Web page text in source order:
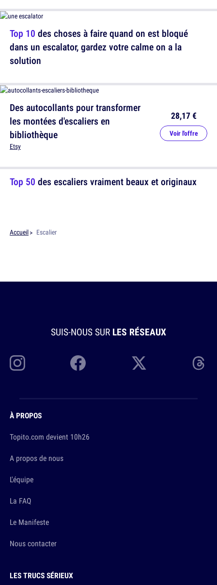
Des autocollants pour transformer
les montées d'escaliers en
bibliothèque
Etsy
28,17 €
Voir l'offre
Top 10 des choses à faire quand on est bloqué
dans un escalator, gardez votre calme on a la
solution
Top 50 des escaliers vraiment beaux et originaux
Accueil Escalier
SUIS-NOUS SUR LES RÉSEAUX
À PROPOS
Topito.com devient 10h26
A propos de nous
L'équipe
La FAQ
Le Manifeste
Nous contacter
LES TRUCS SÉRIEUX